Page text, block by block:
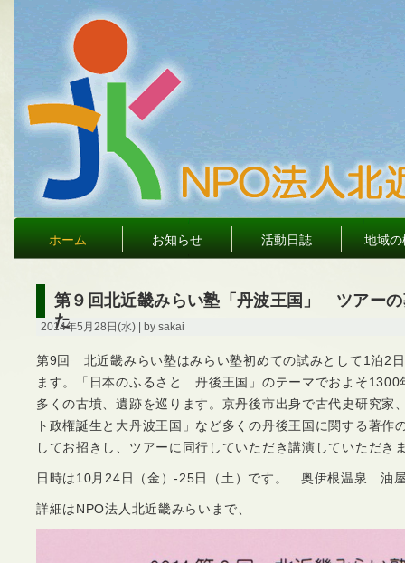
ホーム お知らせ 活動日誌 地域の
第９回北近畿みらい塾「丹波王国」 ツアー
た
2014年5月28日(水) | by sakai
第9回 北近畿みらい塾はみらい塾初めての試みとして1泊2
ます。「日本のふるさと 丹後王国」のテーマでおよそ1300
多くの古墳、遺跡を巡ります。京丹後市出身で古代史研究家
ト政権誕生と大丹波王国」など多くの丹後王国に関する著
してお招きし、ツアーに同行していただき講演していただき
日時は10月24日（金）-25日（土）です。 奥伊根温泉 油
詳細はNPO法人北近畿みらいまで、